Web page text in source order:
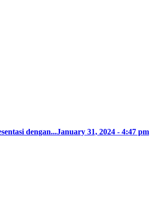
dengan...January 31, 2024 - 4:47 pm